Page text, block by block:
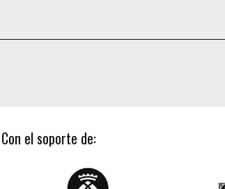
Con el soporte de: